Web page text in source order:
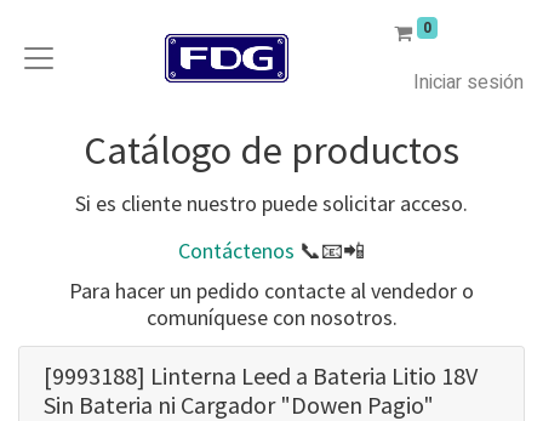
0
Iniciar sesión
Catálogo de productos
Si es cliente nuestro puede solicitar acceso.
Contáctenos 📞📧📲
Para hacer un pedido contacte al vendedor o
comuníquese con nosotros.
[9993188] Linterna Leed a Bateria Litio 18V
Sin Bateria ni Cargador "Dowen Pagio"